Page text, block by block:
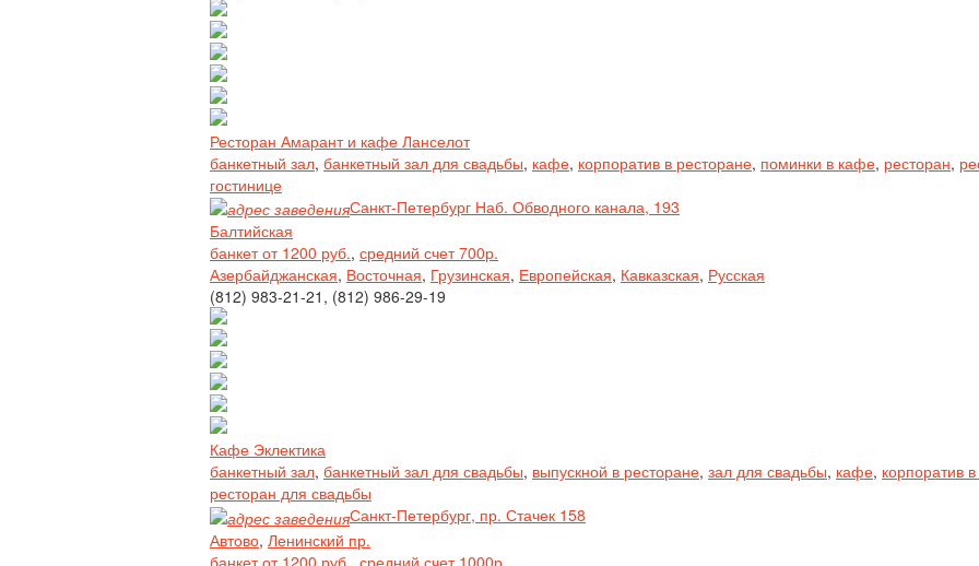
Ресторан Амарант и кафе Ланселот
банкетный зал, банкетный зал для свадьбы, кафе, корпоратив в ресторане, поминки в кафе, ресторан,
гостинице
Санкт-Петербург Наб. Обводного канала, 193
Балтийская
банкет от 1200 руб., средний счет 700р.
Азербайджанская, Восточная, Грузинская, Европейская, Кавказская, Русская
(812) 983-21-21, (812) 986-29-19
Кафе Эклектика
банкетный зал, банкетный зал для свадьбы, выпускной в ресторане, зал для свадьбы, кафе, корпоратив
ресторан для свадьбы
Санкт-Петербург, пр. Стачек 158
Автово, Ленинский пр.
банкет от 1200 руб., средний счет 1000р.